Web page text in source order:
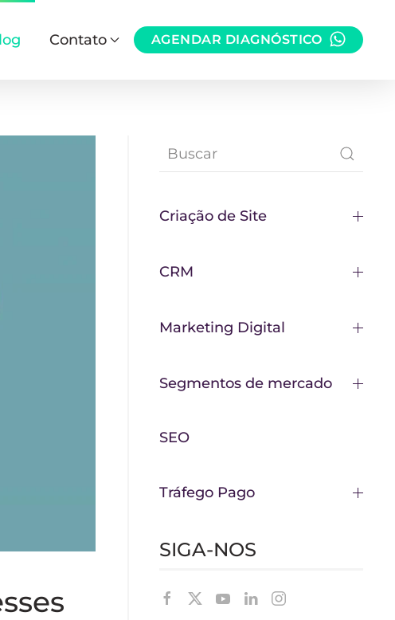
Contato AGENDAR DIAGNÓSTICO
Criação de Site
CRM
Marketing Digital
Segmentos de mercado
SEO
Tráfego Pago
SIGA-NOS